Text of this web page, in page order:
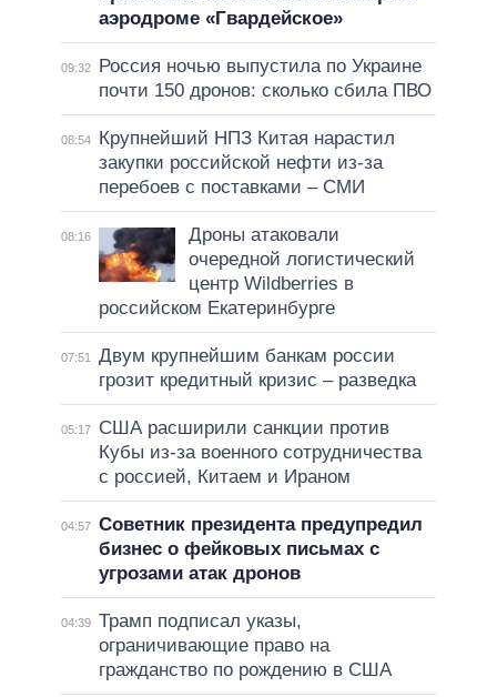
аэродроме «Гвардейское»
09:32
Россия ночью выпустила по Украине
почти 150 дронов: сколько сбила ПВО
08:54
Крупнейший НПЗ Китая нарастил
закупки российской нефти из-за
перебоев с поставками – СМИ
08:16
Дроны атаковали
очередной логистический
центр Wildberries в
российском Екатеринбурге
07:51
Двум крупнейшим банкам россии
грозит кредитный кризис – разведка
05:17
США расширили санкции против
Кубы из-за военного сотрудничества
с россией, Китаем и Ираном
04:57 Советник президента предупредил
бизнес о фейковых письмах с
угрозами атак дронов
04:39 Трамп подписал указы,
ограничивающие право на
гражданство по рождению в США